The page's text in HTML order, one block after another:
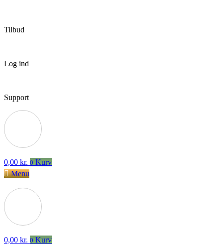
Tilbud
Log ind
Support
0,00 kr. 0 Kurv
Menu
0,00 kr. 0 Kurv